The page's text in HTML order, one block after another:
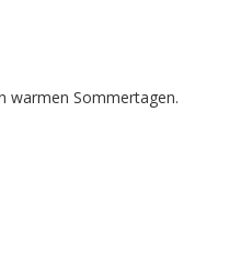
warmen Sommertagen.